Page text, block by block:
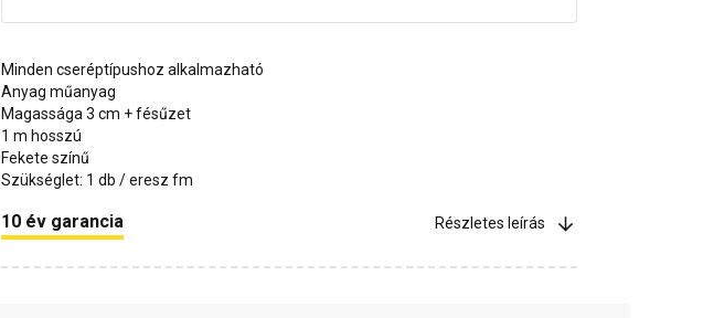
Minden cseréptípushoz alkalmazható
Anyag műanyag
Magassága 3 cm + fésűzet
1 m hosszú
Fekete színű
Szükséglet: 1 db / eresz fm
10 év garancia Részletes leírás